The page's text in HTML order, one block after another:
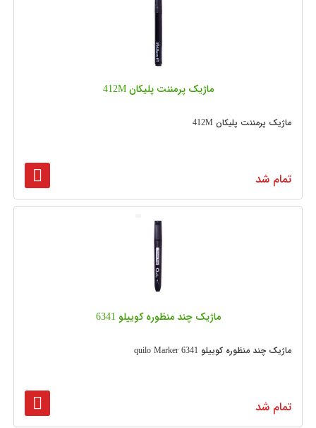
ماژیک پرمننت پلیکان 412M
ماژیک پرمننت پلیکان 412M
تمام شد
ماژیک چند منظوره کوییلو 6341
ماژیک چند منظوره کوییلو 6341 quilo Marker
تمام شد